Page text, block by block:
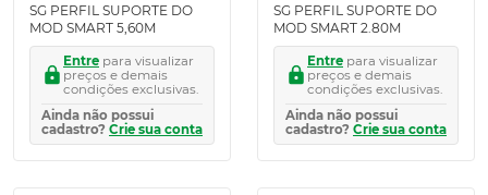
SG PERFIL SUPORTE DO
MOD SMART 5,60M
Entre para visualizar
preços e demais
condições exclusivas.
Ainda não possui
cadastro? Crie sua conta
SG PERFIL SUPORTE DO
MOD SMART 2.80M
Entre para visualizar
preços e demais
condições exclusivas.
Ainda não possui
cadastro? Crie sua conta